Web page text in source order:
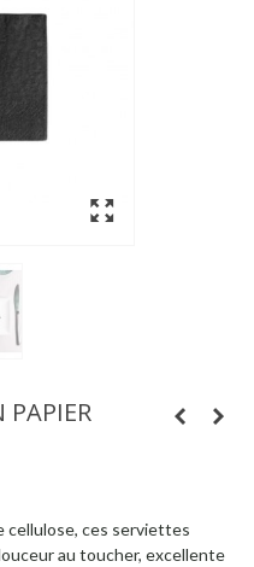
PAPIER
cellulose, ces serviettes
au toucher, excellente